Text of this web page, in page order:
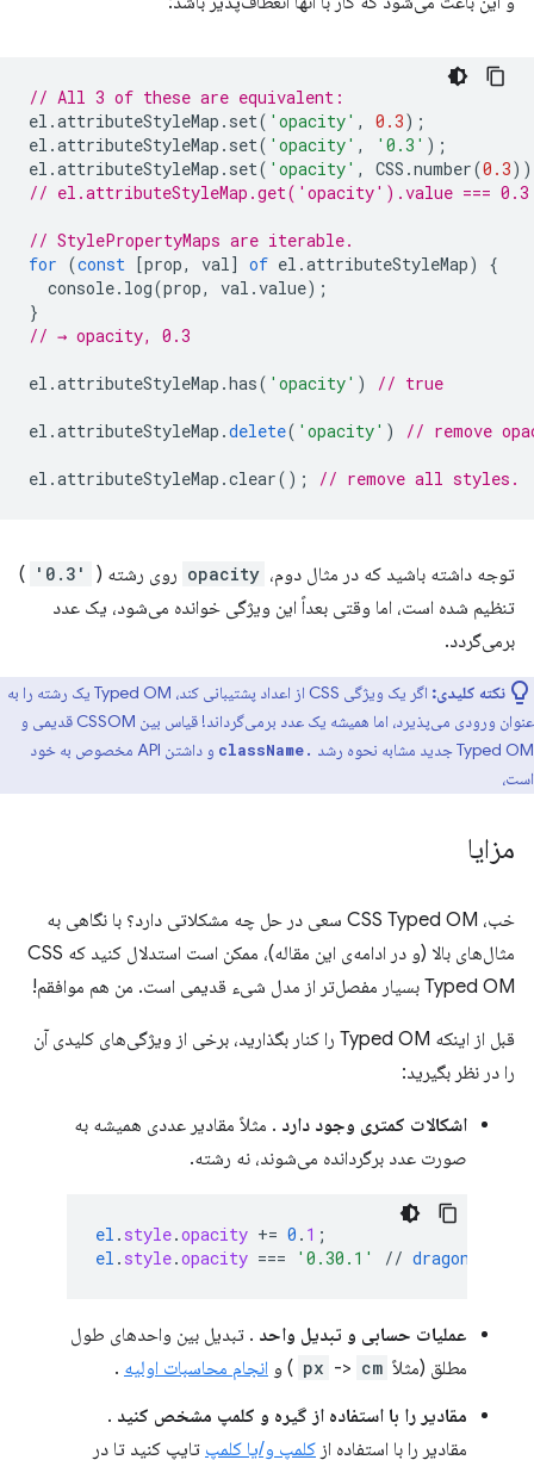
// All 3 of these are equivalent:
el .attributeStyleMap . set( 'opacity' , 0.3);
el .attributeStyleMap . set( 'opacity' , '0.3' );
el .attributeStyleMap . set( 'opacity' , CSS .number(0.3
// el.attributeStyleMap.get('opacity').value === 0.3
// StylePropertyMaps are iterable.
for (const [prop, val] of el .attributeStyleMap)
{
console. log(prop, val .value);
}
// → opacity, 0.3
el .attributeStyleMap .has( 'opacity' ) // true
el .attributeStyleMap .delete( 'opacity' ) // remove
el .attributeStyleMap .clear(); // remove all styles.
توجه داشته باشید که در مثال دوم، opacity روی رشته ( '0.3'
)
تنظیم شده است، اما وقتی بعداً این ویژگی خوانده می‌شود، یک عدد
برمی‌گردد.
نکته کلیدی:
اگر یک ویژگی CSS از اعداد پشتیبانی کند، Typed OM یک رشته را به
عنوان ورودی می‌پذیرد، اما همیشه یک عدد برمی‌گرداند! قیاس بین CSSOM قدیمی و
Typed OM جدید مشابه نحوه رشد
.className
و داشتن API مخصوص به خود
است،
مزایا
خب، CSS Typed OM سعی در حل چه مشکلاتی دارد؟ با نگاهی به
مثال‌های بالا (و در ادامه‌ی این مقاله)، ممکن است استدلال کنید که CSS
Typed OM بسیار مفصل‌تر از مدل شیء قدیمی است. من هم موافقم!
قبل از اینکه Typed OM را کنار بگذارید، برخی از ویژگی‌های کلیدی آن
را در نظر بگیرید:
اشکالات کمتری وجود دارد . مثلاً مقادیر عددی همیشه به
صورت عدد برگردانده می‌شوند، نه رشته.
el . style.opacity += 0 . 1 ;
el . style.opacity === '0.30.1' // dragons
عملیات حسابی و تبدیل واحد . تبدیل بین واحدهای طول
مطلق (مثلاً
px -> cm ) و انجام محاسبات اولیه .
مقادیر را با استفاده از گیره و کلمپ مشخص کنید .
مقادیر را با استفاده از کلمپ و/یا کلمپ تایپ کنید تا در